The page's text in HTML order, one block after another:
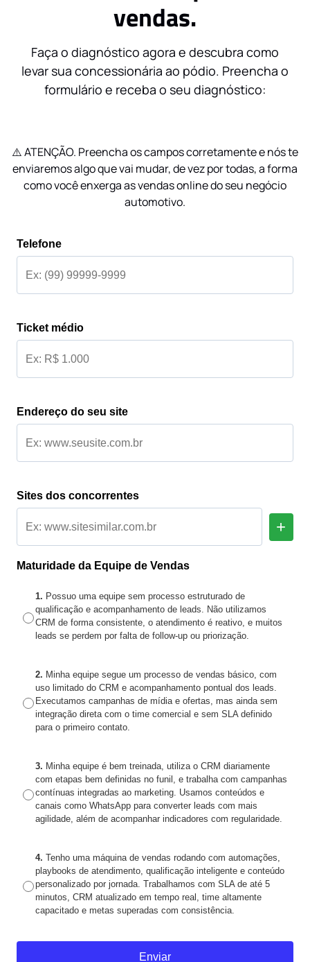
vendas.
Faça o diagnóstico agora e descubra como
levar sua concessionária ao pódio. Preencha o
formulário e receba o seu diagnóstico:
⚠️ ATENÇÃO. Preencha os campos corretamente e nós te
enviaremos algo que vai mudar, de vez por todas, a forma
como você enxerga as vendas online do seu negócio
automotivo.